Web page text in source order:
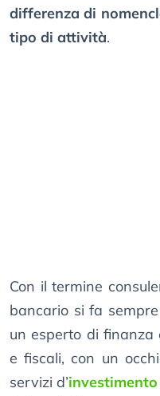
differenza di
tipo di attività.
Con il termine
bancario si fa
un esperto di finanza
e fiscali, con un
servizi d’investimento